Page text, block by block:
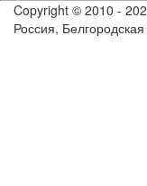
Copyright © 2010 -
Россия,